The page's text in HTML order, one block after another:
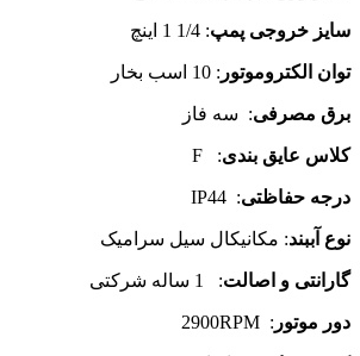
سایز خروجی پمپ: 1/4 1 اینچ
توان الکتروموتور : 10 اسب بخار
برق مصرفی: سه فاز
کلاس عایق بندی: F
درجه حفاظتی: IP44
نوع آببند: مکانیکال سیل سرامیک
گارانتی و اصالت: 1 ساله شرکتی
دور موتور : 2900RPM